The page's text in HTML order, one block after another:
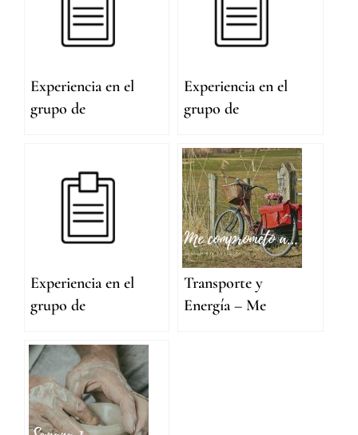
Experiencia en el
grupo de
visión del Interser
con la Tierra (Mar
Asunción
Higueras)
Experiencia en el
grupo de
2022: Hacia una
visión del Interser
con la Tierra (Pepe
Linares)
Experiencia en el
grupo de
2022: Hacia una
visión del Interser
con la Tierra (Alba
Iglesias)
Transporte y
Energía – Me